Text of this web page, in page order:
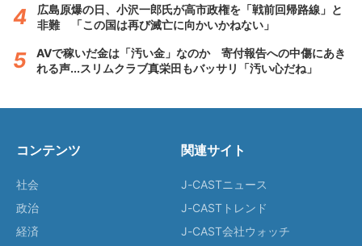
広島原爆の日、小沢一郎氏が高市政権を「戦前回帰路線」と
非難 「この国は再び滅亡に向かいかねない」
AVで稼いだ金は「汚い金」なのか 寄付報告への中傷にあき
れる声...スリムクラブ真栄田もバッサリ「汚い心だね」
コンテンツ
社会
政治
経済
関連サイト
J-CASTニュース
J-CASTトレンド
J-CAST会社ウォッチ